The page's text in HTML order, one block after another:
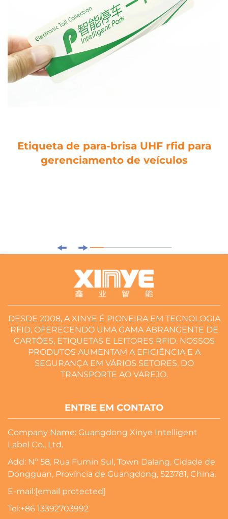
Etiqueta de para-brisa UHF rfid para
gerenciamento de veículos
DESDE 2008, A XINYE É PIONEIRA EM TECNOLOGIA
RFID, OFERECENDO UMA GAMA ABRANGENTE DE
CARTÕES, ETIQUETAS E LEITORES RFID. NOSSOS
PRODUTOS AUMENTAM A EFICIÊNCIA E A
SEGURANÇA EM VÁRIOS SETORES, DO
TRANSPORTE AO VAREJO.
ENTRE EM CONTATO
Company Name: Guangdong Xinye Intelligent
Label Co., Ltd.
Add: Nº 58, Rua Fumin Sul, Town Dalang, Cidade de
Dongguan, Província de Guangdong, 523781, China.
E-mail:[email protected]
Tel:+86 13392703992